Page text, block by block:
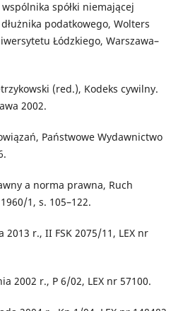
spółki niemającej
podatkowego, Wolters
Łódzkiego, Warszawa–
(red.), Kodeks cywilny.
2002.
Państwowe Wydawnictwo
a norma prawna, Ruch
1, s. 105–122.
2013 r., II FSK 2075/11, LEX nr
2002 r., P 6/02, LEX nr 57100.